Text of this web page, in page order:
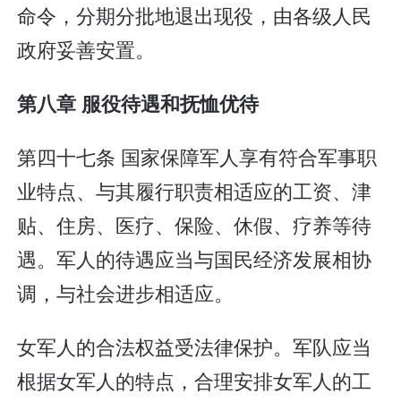
命令，分期分批地退出现役，由各级人民
政府妥善安置。
第八章 服役待遇和抚恤优待
第四十七条 国家保障军人享有符合军事职
业特点、与其履行职责相适应的工资、津
贴、住房、医疗、保险、休假、疗养等待
遇。军人的待遇应当与国民经济发展相协
调，与社会进步相适应。
女军人的合法权益受法律保护。军队应当
根据女军人的特点，合理安排女军人的工